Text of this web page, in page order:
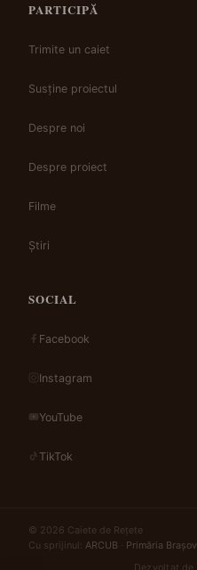
PARTICIPĂ
Trimite un caiet
Susține proiectul
Despre noi
Despre proiect
Filme
Știri
SOCIAL
Facebook
Instagram
YouTube
TikTok
© 2026 Caiete de Rețete
Cu sprijinul: ARCUB · Primăria Brașov